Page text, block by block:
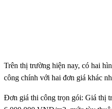
Trên thị trường hiện nay, có hai
công chính với hai đơn giá khác
Đơn giá thi công trọn gói: Giá thị